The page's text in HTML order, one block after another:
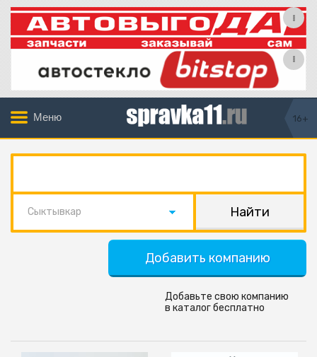
Меню 16+
Сыктывкар
Добавить компанию
Добавьте свою компанию
в каталог бесплатно